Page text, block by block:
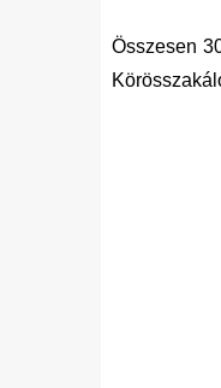
Összesen